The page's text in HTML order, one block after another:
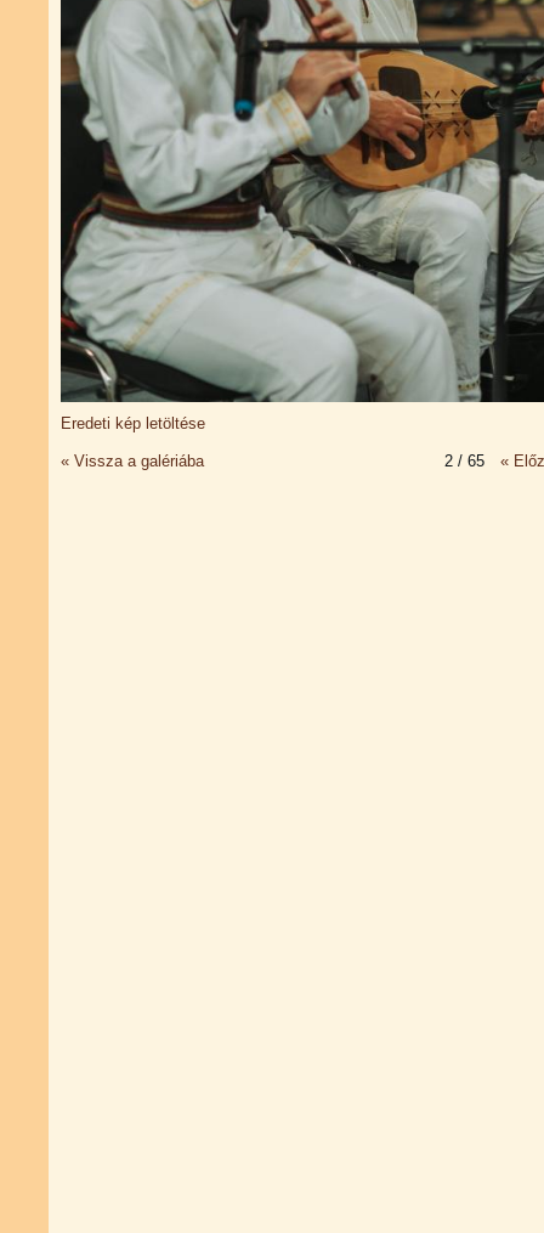
Eredeti kép letöltése
« Vissza a galériába 2 / 65 «